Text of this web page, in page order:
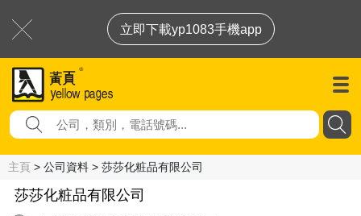
立即下載yp1083手機app
主頁 > 公司資料 > 莎莎化粧品有限公司
莎莎化粧品有限公司